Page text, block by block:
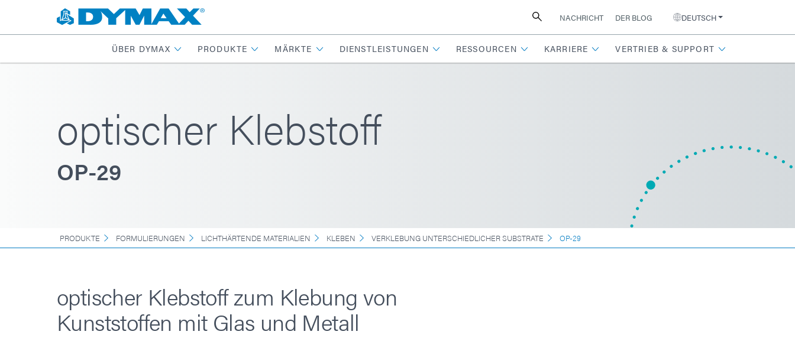
NACHRICHT DER BLOG DEUTSCH
ÜBER DYMAX PRODUKTE MÄRKTE DIENSTLEISTUNGEN RESSOURCEN KARRIERE VERTRIEB & SUPPORT
optischer Klebstoff
OP-29
PRODUKTE FORMULIERUNGEN LICHTHÄRTENDE MATERIALIEN KLEBEN VERKLEBUNG UNTERSCHIEDLICHER SUBSTRATE OP-29
optischer Klebstoff zum Klebung von
Kunststoffen mit Glas und Metall